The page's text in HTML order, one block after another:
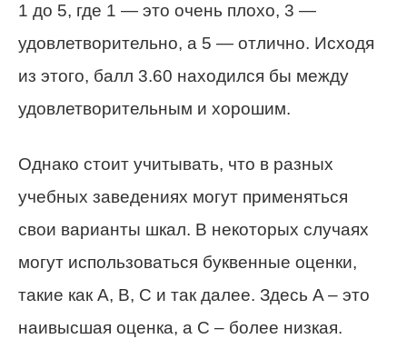
1 до 5, где 1 — это очень плохо, 3 —
удовлетворительно, а 5 — отлично. Исходя
из этого, балл 3.60 находился бы между
удовлетворительным и хорошим.
Однако стоит учитывать, что в разных
учебных заведениях могут применяться
свои варианты шкал. В некоторых случаях
могут использоваться буквенные оценки,
такие как A, B, C и так далее. Здесь A – это
наивысшая оценка, а C – более низкая.